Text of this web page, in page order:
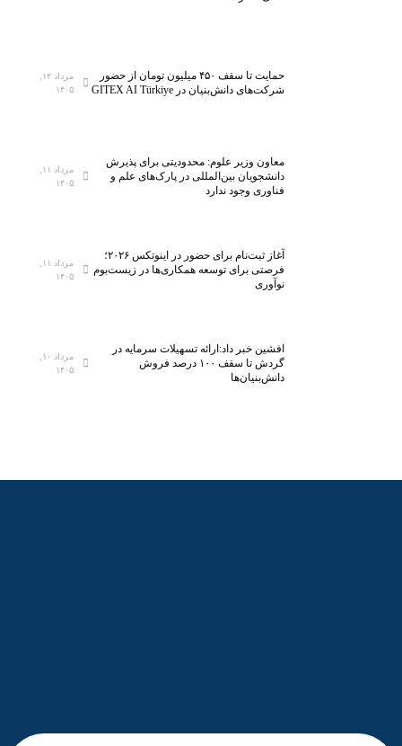
حمایت تا سقف ۴۵۰ میلیون تومان از حضور
شرکت‌های دانش‌بنیان در GITEX AI Türkiye
مرداد ۱۲,
۱۴۰۵
معاون وزیر علوم: محدودیتی برای پذیرش
دانشجویان بین‌المللی در پارک‌های علم و
فناوری وجود ندارد
مرداد ۱۱,
۱۴۰۵
آغاز ثبت‌نام برای حضور در اینوتکس ۲۰۲۶؛
فرصتی برای توسعه همکاری‌ها در زیست‌بوم
نوآوری
مرداد ۱۱,
۱۴۰۵
افشین خبر داد:ارائه تسهیلات سرمایه در
گردش تا سقف ۱۰۰ درصد فروش
دانش‌بنیان‌ها
مرداد ۱۰,
۱۴۰۵